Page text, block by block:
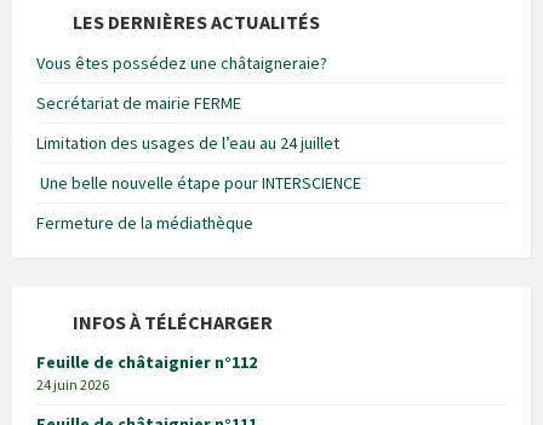
LES DERNIÈRES ACTUALITÉS
Vous êtes possédez une châtaigneraie?
Secrétariat de mairie FERME
Limitation des usages de l’eau au 24 juillet
Une belle nouvelle étape pour INTERSCIENCE
Fermeture de la médiathèque
INFOS À TÉLÉCHARGER
Feuille de châtaignier n°112
24 juin 2026